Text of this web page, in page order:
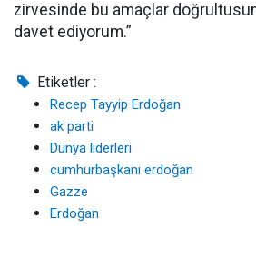
zirvesinde bu amaçlar
davet ediyorum.”
Etiketler :
Recep Tayyip Erdoğan
ak parti
Dünya liderleri
cumhurbaşkanı erdoğan
Gazze
Erdoğan